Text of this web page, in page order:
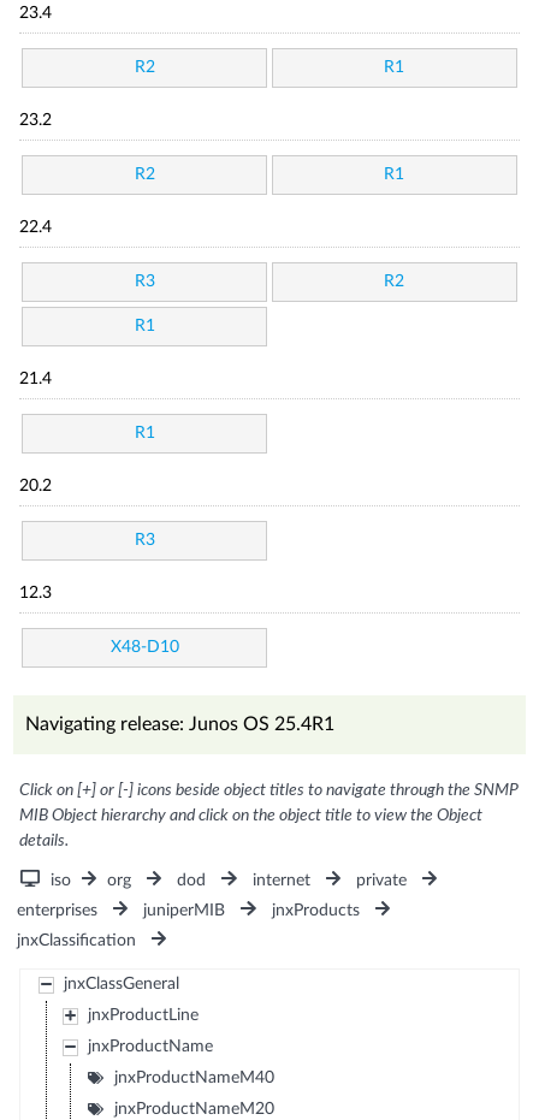
23.4
R2 R1
23.2
R2 R1
22.4
R3 R2
R1
21.4
R1
20.2
R3
12.3
X48-D10
Navigating release: Junos OS 25.4R1
Click on [+] or [-] icons beside object titles to navigate through the SNMP
MIB Object hierarchy and click on the object title to view the Object
details.
iso org dod internet
private
enterprises
juniperMIB
jnxProducts
jnxClassification
jnxClassGeneral
jnxProductLine
jnxProductName
jnxProductNameM40
jnxProductNameM20